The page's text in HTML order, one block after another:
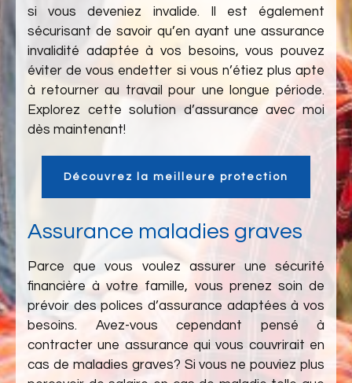
si vous deveniez invalide. Il est également
sécurisant de savoir qu’en ayant une assurance
invalidité adaptée à vos besoins, vous pouvez
éviter de vous endetter si vous n’étiez plus apte
à retourner au travail pour une longue période.
Explorez cette solution d’assurance avec moi
dès maintenant!
Découvrez la meilleure protection
Assurance maladies graves
Parce que vous voulez assurer une sécurité
financière à votre famille, vous prenez soin de
prévoir des polices d’assurance adaptées à vos
besoins. Avez-vous cependant pensé à
contracter une assurance qui vous couvrirait en
cas de maladies graves? Si vous ne pouviez plus